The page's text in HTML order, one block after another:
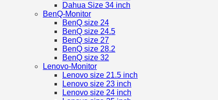
Dahua Size 34 inch
BenQ-Monitor
BenQ size 24
BenQ size 24.5
BenQ size 27
BenQ size 28.2
BenQ size 32
Lenovo-Monitor
Lenovo size 21.5 inch
Lenovo size 23 inch
Lenovo size 24 inch